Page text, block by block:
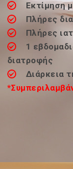
Εκτίμηση
Πλήρες
Πλήρες
1
διατροφής
Διάρκεια